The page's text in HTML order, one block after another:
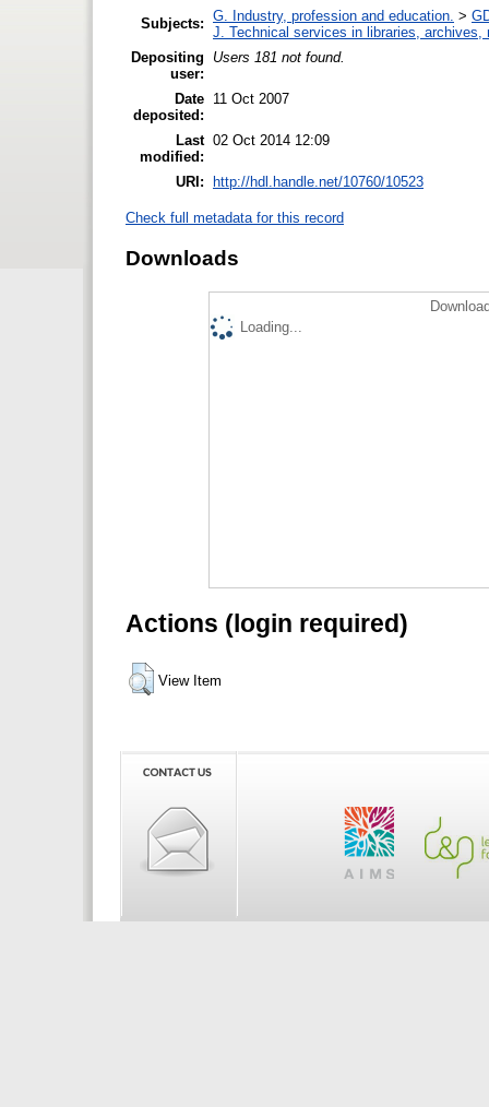
Subjects: G. Industry, profession and education. >
J. Technical services in libraries, archives,
Depositing
user:
Users 181 not found.
Date
deposited:
11 Oct 2007
Last
modified:
02 Oct 2014 12:09
URI: http://hdl.handle.net/10760/10523
Check full metadata for this record
Downloads
Loading...
Actions (login required)
View Item